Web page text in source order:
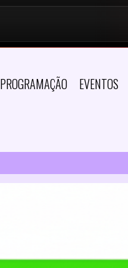
PROGRAMAÇÃO EVENTOS